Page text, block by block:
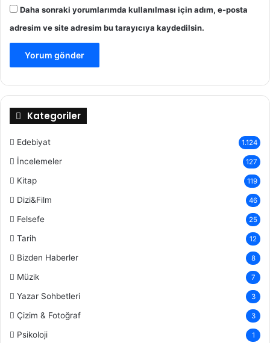
Daha sonraki yorumlarımda kullanılması için adım, e-posta
adresim ve site adresim bu tarayıcıya kaydedilsin.
Kategoriler
Edebiyat 1.124
İncelemeler 127
Kitap 119
Dizi&Film 46
Felsefe 25
Tarih 12
Bizden Haberler 8
Müzik 7
Yazar Sohbetleri 3
Çizim & Fotoğraf 3
Psikoloji 1